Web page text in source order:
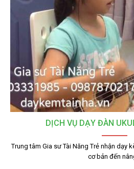
DỊCH VỤ DẠY ĐÀN
Trung tâm Gia sư Tài Năng Trẻ nhận dạy
cơ bản đến